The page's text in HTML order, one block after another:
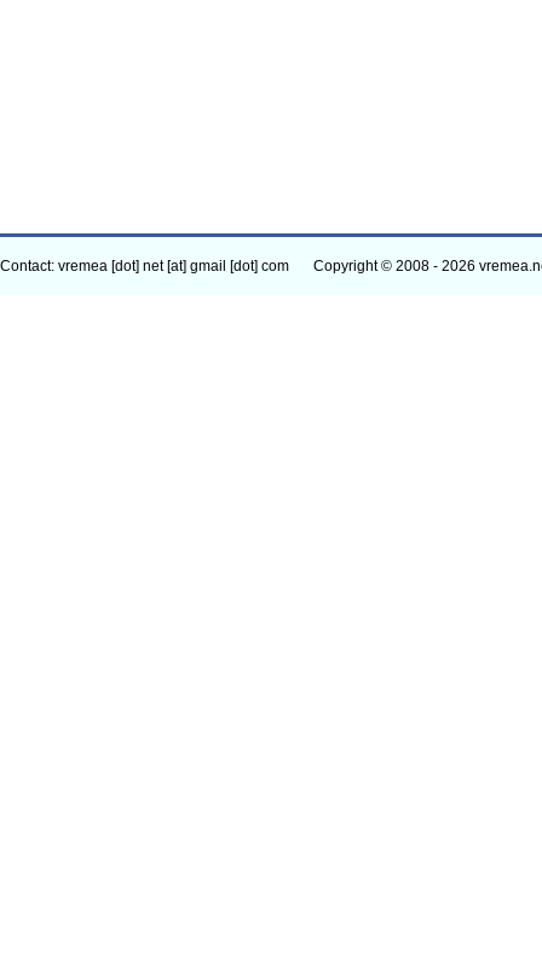
Contact: vremea [dot] net [at] gmail [dot] com Copyright © 2008 - 2026